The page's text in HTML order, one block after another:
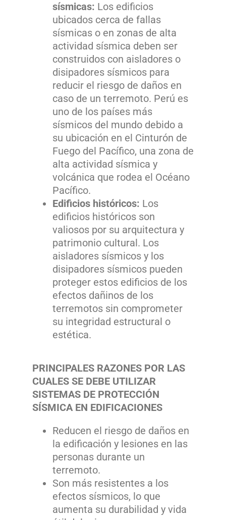
sísmicas: Los edificios
ubicados cerca de fallas
sísmicas o en zonas de alta
actividad sísmica deben ser
construidos con aisladores o
disipadores sísmicos para
reducir el riesgo de daños en
caso de un terremoto. Perú es
uno de los países más
sísmicos del mundo debido a
su ubicación en el Cinturón de
Fuego del Pacífico, una zona de
alta actividad sísmica y
volcánica que rodea el Océano
Pacífico.
Edificios históricos: Los
edificios históricos son
valiosos por su arquitectura y
patrimonio cultural. Los
aisladores sísmicos y los
disipadores sísmicos pueden
proteger estos edificios de los
efectos dañinos de los
terremotos sin comprometer
su integridad estructural o
estética.
PRINCIPALES RAZONES POR LAS
CUALES SE DEBE UTILIZAR
SISTEMAS DE PROTECCIÓN
SÍSMICA EN EDIFICACIONES
Reducen el riesgo de daños en
la edificación y lesiones en las
personas durante un
terremoto.
Son más resistentes a los
efectos sísmicos, lo que
aumenta su durabilidad y vida